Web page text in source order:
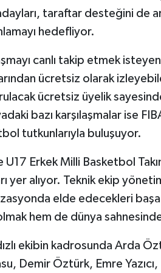
taraftar desteğini de
hedefliyor.
canlı takip etmek
ücretsiz olarak
ücretsiz üyelik
bazı karşılaşmalar ise
tutkunlarıyla buluşuyor.
U17 Erkek Milli Basketbol
yer alıyor. Teknik ekip
elde edecekleri
hem de dünya
ekibin kadrosunda Arda
Demir Öztürk, Emre